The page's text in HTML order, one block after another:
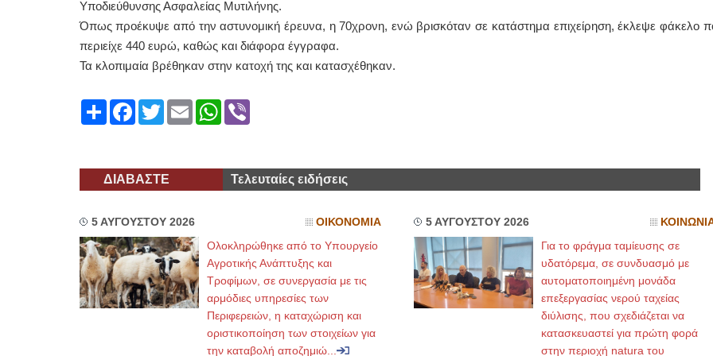
Υποδιεύθυνσης Ασφαλείας Μυτιλήνης.
Όπως προέκυψε από την αστυνομική έρευνα, η 70χρονη, ενώ βρισκόταν σε κατάστημα επιχείρηση, έκλεψε φάκελο
περιείχε 440 ευρώ, καθώς και διάφορα έγγραφα.
Τα κλοπιμαία βρέθηκαν στην κατοχή της και κατασχέθηκαν.
ShareFacebook
TwitterEmailWhatsApp
Viber
ΔΙΑΒΑΣΤΕ Τελευταίες ειδήσεις
5 ΑΥΓΟΥΣΤΟΥ 2026 ΟΙΚΟΝΟΜΙΑ
Ολοκληρώθηκε από το Υπουργείο
Αγροτικής Ανάπτυξης και
Τροφίμων, σε συνεργασία με τις
αρμόδιες υπηρεσίες των
Περιφερειών, η καταχώριση και
οριστικοποίηση των στοιχείων για
την καταβολή αποζημιώ...
5 ΑΥΓΟΥΣΤΟΥ 2026
Για το φράγμα ταμίευσης σε
υδατόρεμα, σε συνδυασμό με
αυτοματοποιημένη μονάδα
επεξεργασίας νερού ταχείας
διύλισης, που σχεδιάζεται να
κατασκευαστεί για πρώτη φορά
στην περιοχή natura του
ΙΩΑΝΝΗΣ Α. ΜΑΛΛΙΑΣ
Πάρνηθας 95-97 Αχαρναί
2102467085 & 6938502258
email- elenboumpa@gmail.com